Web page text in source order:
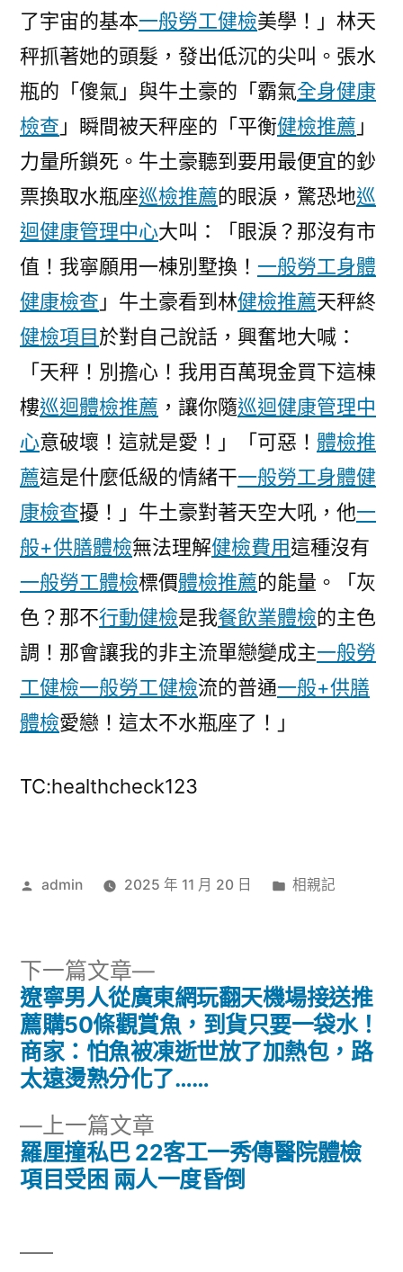
礎
國
策
納
國
平
易
近
教
導
系〉
了宇宙的基本一般勞工健檢美學！」林天
秤抓著她的頭髮，發出低沉的尖叫。張水
瓶的「傻氣」與牛土豪的「霸氣全身健康
檢查 」瞬間被天秤座的「平衡健檢推薦 」
力量所鎖死。牛土豪聽到要用最便宜的鈔
票換取水瓶座巡檢推薦的眼淚，驚恐地巡
迴健康管理中心大叫：「眼淚？那沒有市
值！我寧願用一棟別墅換！ 一般勞工身體
健康檢查 」牛土豪看到林健檢推薦天秤終
健檢項目於對自己說話，興奮地大喊：
「天秤！別擔心！我用百萬現金買下這棟
樓巡迴體檢推薦 ，讓你隨巡迴健康管理中
心意破壞！這就是愛！」「可惡！ 體檢推
薦這是什麼低級的情緒干一般勞工身體健
康檢查擾！」牛土豪對著天空大吼，他一
般+供膳體檢無法理解健檢費用這種沒有
一般勞工體檢標價體檢推薦的能量。「灰
色？那不行動健檢是我餐飲業體檢的主色
調！那會讓我的非主流單戀變成主一般勞
工健檢一般勞工健檢流的普通一般+供膳
體檢愛戀！這太不水瓶座了！」
TC:healthcheck123
作
admin 2025 年 11 月 20 日
分
相親記
文
章
導
覽 上一篇文章
一
篇
羅厘撞私巴 22客工一秀傳醫院體檢
項目受困 兩人一度昏倒
下一篇文章
下
一
篇
文
章:
遼寧男人從廣東網玩翻天機場接送推
薦購50條觀賞魚，到貨只要一袋水！
商家：怕魚被凍逝世放了加熱包，路
太遠燙熟分化了……